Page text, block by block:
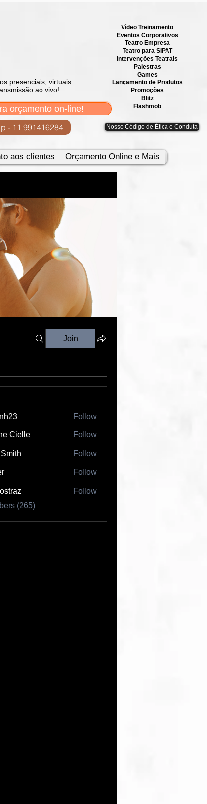
presenciais, virtuais
ao vivo!
orçamento on-line!
- 11 991416284
Vídeo Treinamento
Eventos Corporativos
​Teatro Empresa
Teatro para SIPAT
Intervenções Teatrais
Palestras
Games
Lançamento de Produtos
Promoções
Blitz
Flashmob
Nosso Código de Ètica e Conduta
aos clientes Orçamento Online e Mais
Join
Follow
Cielle Follow
Follow
Follow
Follow
(265)